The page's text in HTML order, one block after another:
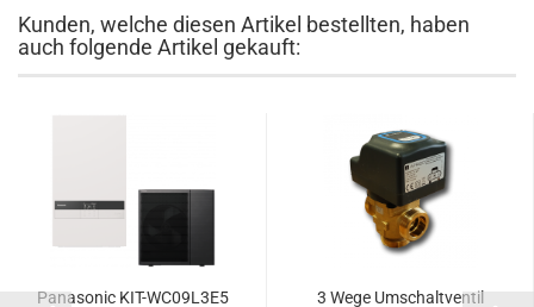
Kunden, welche diesen Artikel bestellten, haben
auch folgende Artikel gekauft:
Panasonic KIT-WC09L3E5
3 Wege Umschaltventil